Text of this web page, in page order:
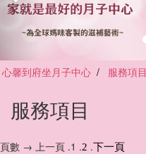
心馨到府坐月子中心 服務項目
服務項目
頁數 → 上一頁 .1 .2 .下一頁